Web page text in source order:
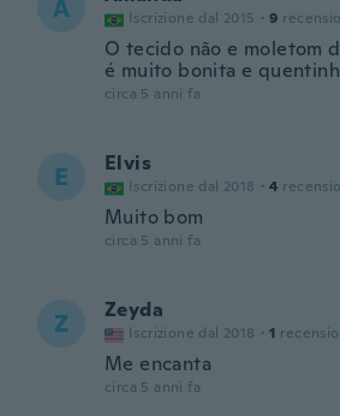
A Iscrizione dal 2015 · 9
O tecido não e moletom
é muito bonita e
circa 5 anni fa
E Elvis
Iscrizione dal 2018 · 4
Muito bom
circa 5 anni fa
Z Zeyda
Iscrizione dal 2018 · 1
Me encanta
circa 5 anni fa